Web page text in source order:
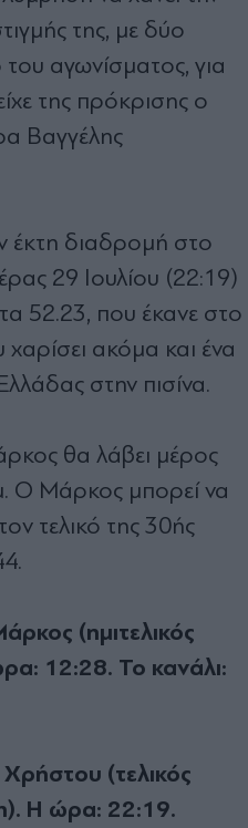
της, με δύο
του αγωνίσματος, για
της πρόκρισης ο
Βαγγέλης
έκτη διαδρομή στο
29 Ιουλίου (22:19)
52.23, που έκανε στο
χαρίσει ακόμα και ένα
στην πισίνα.
θα λάβει μέρος
Ο Μάρκος μπορεί να
τελικό της 30ής
(ημιτελικός
12:28. Το κανάλι:
(τελικός
Η ώρα: 22:19.